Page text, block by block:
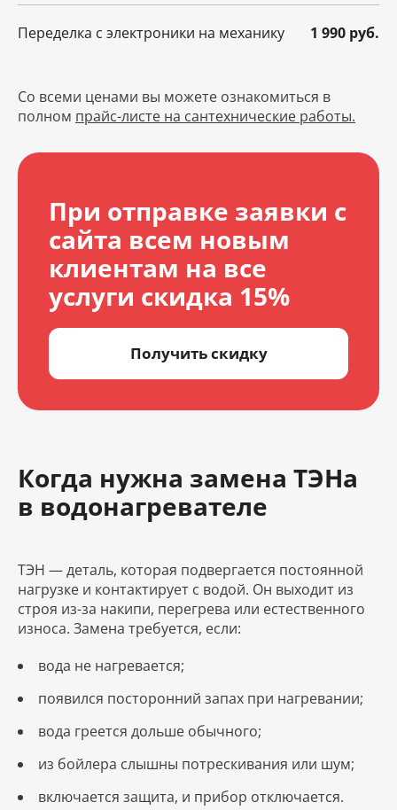
Переделка с электроники на механику 1 990 руб.
Со всеми ценами вы можете ознакомиться в
полном прайс-листе на сантехнические работы.
При отправке заявки с
сайта всем новым
клиентам на все
услуги скидка 15%
Получить скидку
Когда нужна замена ТЭНа
в водонагревателе
ТЭН — деталь, которая подвергается постоянной
нагрузке и контактирует с водой. Он выходит из
строя из-за накипи, перегрева или естественного
износа. Замена требуется, если:
вода не нагревается;
появился посторонний запах при нагревании;
вода греется дольше обычного;
из бойлера слышны потрескивания или шум;
включается защита, и прибор отключается.